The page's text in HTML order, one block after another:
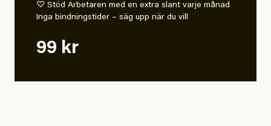
♡ Stöd Arbetaren med en extra slant varje månad
Inga bindningstider – säg upp när du vill
99 kr